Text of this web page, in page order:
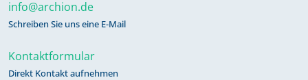
info@archion.de
Schreiben Sie uns eine E-Mail
Kontaktformular
Direkt Kontakt aufnehmen